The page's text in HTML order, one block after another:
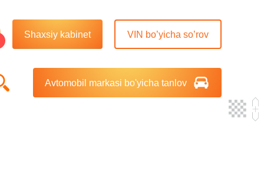
Shaxsiy kabinet VIN bo’yicha so’rov
Avtomobil markasi bo'yicha tanlov